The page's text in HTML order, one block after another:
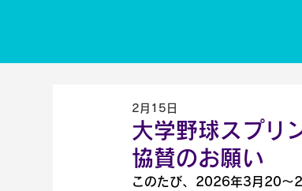
大学野球スプリ
協賛のお願い
2月15日
このたび、2026年3月20～